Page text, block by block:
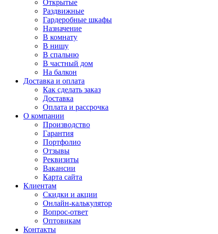
Открытые
Раздвижные
Гардеробные шкафы
Назначение
В комнату
В нишу
В спальню
В частный дом
На балкон
Доставка и оплата
Как сделать заказ
Доставка
Оплата и рассрочка
О компании
Производство
Гарантия
Портфолио
Отзывы
Реквизиты
Вакансии
Карта сайта
Клиентам
Скидки и акции
Онлайн-калькулятор
Вопрос-ответ
Оптовикам
Контакты